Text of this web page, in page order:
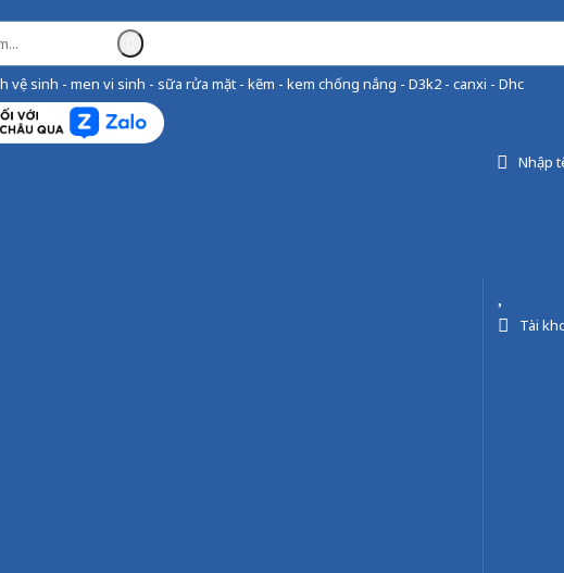
vệ sinh - men vi sinh - sữa rửa mặt - kẽm - kem chống nắng - D3k2 - canxi - Dhc
Nhập
Tài